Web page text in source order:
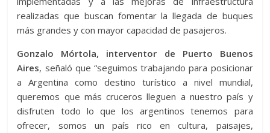
realizadas que buscan fomentar la llegada de buques
más grandes y con mayor capacidad de pasajeros.
Gonzalo Mórtola, interventor de Puerto Buenos
Aires, señaló que “seguimos trabajando para posicionar
a Argentina como destino turístico a nivel mundial,
queremos que más cruceros lleguen a nuestro país y
disfruten todo lo que los argentinos tenemos para
ofrecer, somos un país rico en cultura, paisajes,